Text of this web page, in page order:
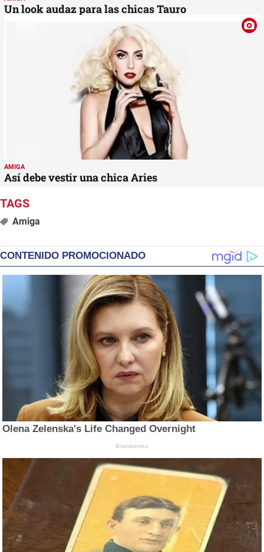
Un look audaz para las chicas Tauro
AMIGA
Así debe vestir una chica Aries
Amiga
CONTENIDO PROMOCIONADO
Olena Zelenska's Life Changed Overnight
Brainberries